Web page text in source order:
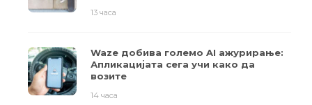
13 часа
Waze добива големо AI ажурирање:
Апликацијата сега учи како да
возите
14 часа